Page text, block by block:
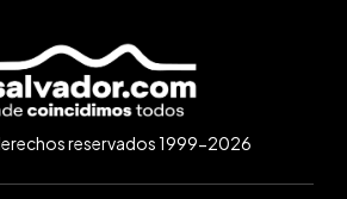
reservados 1999-2026